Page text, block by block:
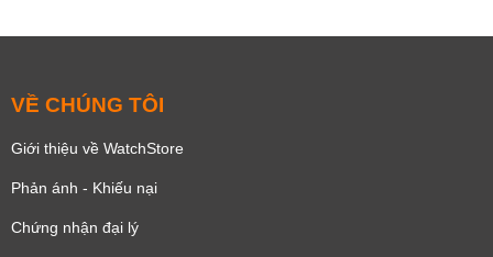
VỀ CHÚNG TÔI
Giới thiệu về WatchStore
Phản ánh - Khiếu nại
Chứng nhận đại lý